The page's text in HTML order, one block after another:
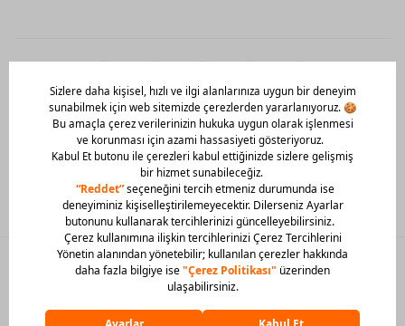
Mobil Uygulamamızı Hemen İndir!